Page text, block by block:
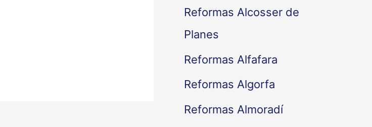
Reformas Alcosser de
Planes
Reformas Alfafara
Reformas Algorfa
Reformas Almoradí